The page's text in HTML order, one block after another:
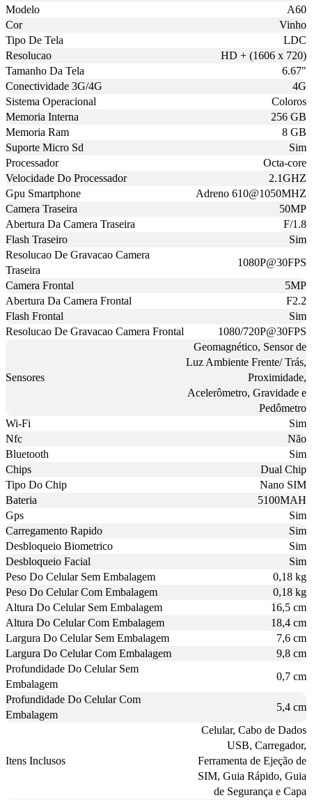
Modelo
A60
Cor
Vinho
Tipo De Tela
LDC
Resolucao
HD + (1606 x 720)
Tamanho Da Tela
6.67"
Conectividade 3G/4G
4G
Sistema Operacional
Coloros
Memoria Interna
256 GB
Memoria Ram
8 GB
Suporte Micro Sd
Sim
Processador
Octa-core
Velocidade Do Processador
2.1GHZ
Gpu Smartphone
Adreno 610@1050MHZ
Camera Traseira
50MP
Abertura Da Camera Traseira
F/1.8
Flash Traseiro
Sim
Resolucao De Gravacao Camera
Traseira
1080P@30FPS
Camera Frontal
5MP
Abertura Da Camera Frontal
F2.2
Flash Frontal
Sim
Resolucao De Gravacao Camera Frontal
1080/720P@30FPS
Sensores
Geomagnético, Sensor de
Luz Ambiente Frente/ Trás,
Proximidade,
Acelerômetro, Gravidade e
Pedômetro
Wi-Fi
Sim
Nfc
Não
Bluetooth
Sim
Chips
Dual Chip
Tipo Do Chip
Nano SIM
Bateria
5100MAH
Gps
Sim
Carregamento Rapido
Sim
Desbloqueio Biometrico
Sim
Desbloqueio Facial
Sim
Peso Do Celular Sem Embalagem
0,18 kg
Peso Do Celular Com Embalagem
0,18 kg
Altura Do Celular Sem Embalagem
16,5 cm
Altura Do Celular Com Embalagem
18,4 cm
Largura Do Celular Sem Embalagem
7,6 cm
Largura Do Celular Com Embalagem
9,8 cm
Profundidade Do Celular Sem
Embalagem
0,7 cm
Profundidade Do Celular Com
Embalagem
5,4 cm
Itens Inclusos
Celular, Cabo de Dados
USB, Carregador,
Ferramenta de Ejeção de
SIM, Guia Rápido, Guia
de Segurança e Capa